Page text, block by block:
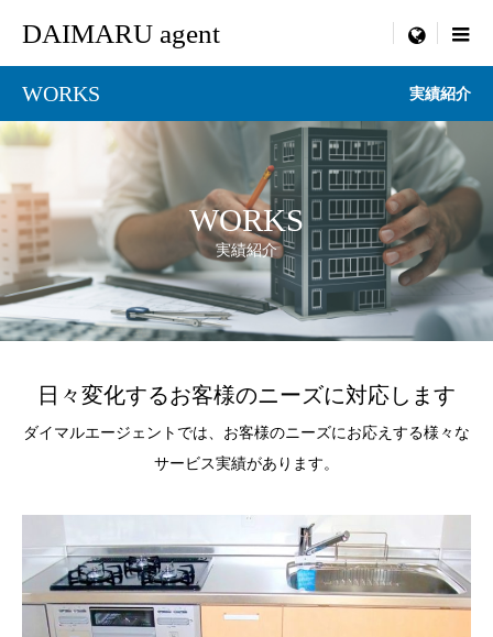
DAIMARU agent menu
WORKS 実績紹介
WORKS
実績紹介
日々変化するお客様のニーズに対応します
ダイマルエージェントでは、お客様のニーズにお応えする様々な
サービス実績があります。